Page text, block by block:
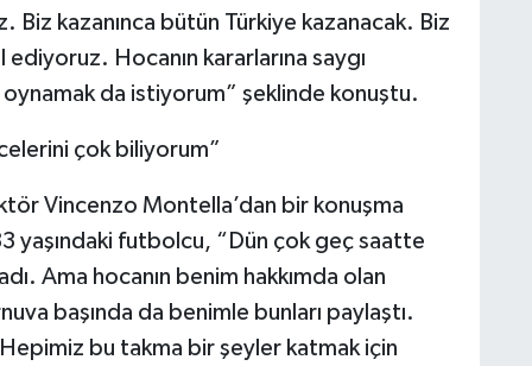
kazanınca bütün Türkiye kazanacak. Biz
Hocanın kararlarına saygı
da istiyorum” şeklinde konuştu.
çok biliyorum”
Vincenzo Montella’dan bir konuşma
yaşındaki futbolcu, “Dün çok geç saatte
Ama hocanın benim hakkımda olan
başında da benimle bunları paylaştı.
bu takma bir şeyler katmak için